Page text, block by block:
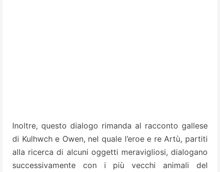
Inoltre, questo dialogo rimanda al racconto gallese
di Kulhwch e Owen, nel quale l’eroe e re Artù, partiti
alla ricerca di alcuni oggetti meravigliosi, dialogano
successivamente con i più vecchi animali del